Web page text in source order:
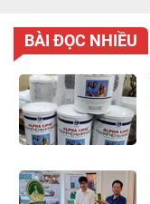
BÀI ĐỌC NHIỀU